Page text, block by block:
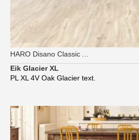
HARO Disano Classic Aqua
Eik Glacier XL
PL XL 4V Oak Glacier text.